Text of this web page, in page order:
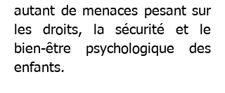
autant de menaces pesant sur
les droits, la sécurité et le
bien-être psychologique des
enfants.